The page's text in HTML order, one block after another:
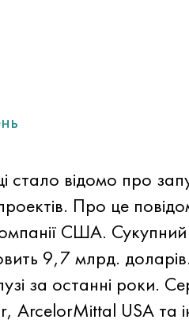
стало відомо про
Про це
США.
9,7 млрд.
за останні роки.
ArcelorMittal USA та